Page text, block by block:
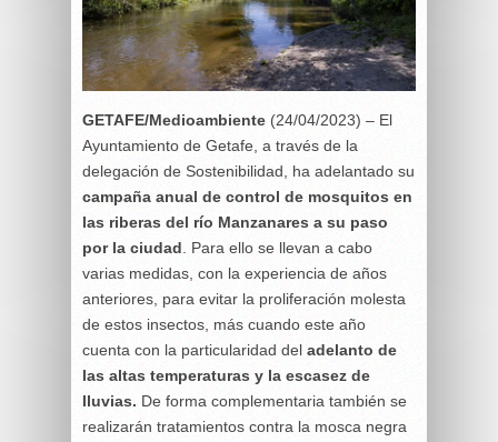
GETAFE/Medioambiente (24/04/2023) – El
Ayuntamiento de Getafe, a través de la
delegación de Sostenibilidad, ha adelantado su
campaña anual de control de mosquitos en
las riberas del río Manzanares a su paso
por la ciudad. Para ello se llevan a cabo
varias medidas, con la experiencia de años
anteriores, para evitar la proliferación molesta
de estos insectos, más cuando este año
cuenta con la particularidad del adelanto de
las altas temperaturas y la escasez de
lluvias. De forma complementaria también se
realizarán tratamientos contra la mosca negra